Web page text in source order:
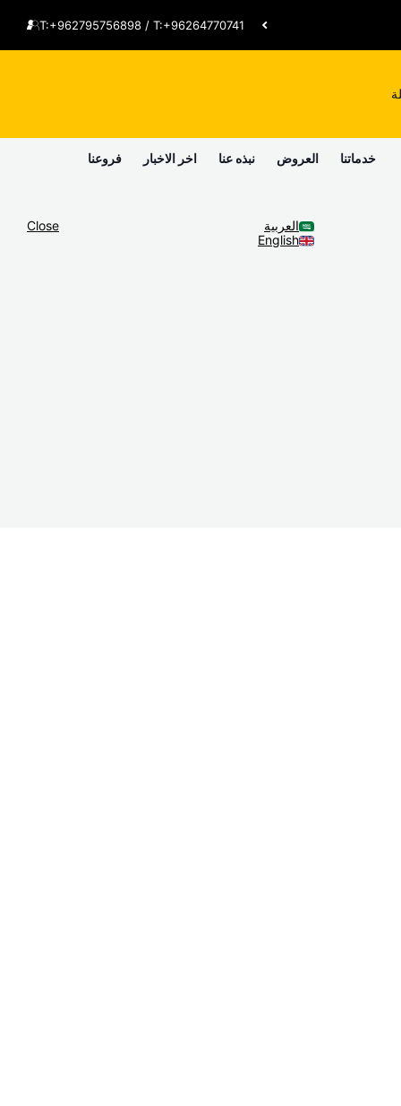
T:+962795756898 / T:+96264770741
خدماتنا العروض نبذه عنا اخر الاخبار فروعنا
العربية
English
Close